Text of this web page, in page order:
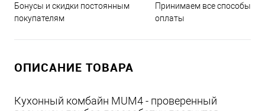
Бонусы и скидки постоянным
покупателям
Принимаем все способы
оплаты
ОПИСАНИЕ ТОВАРА
Кухонный комбайн MUM4 - проверенный